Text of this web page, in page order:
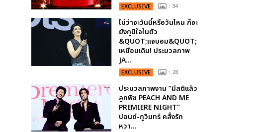
EXCLUSIVE : 34
ไม่ว่าจะวันนี้หรือวันไหน ก็จะ
ยังภูมิใจในตัว
&QUOT;แจบอม&QUOT;
เหมือนเดิม! ประมวลภาพ
JA...
EXCLUSIVE : 28
ประมวลภาพงาน “มีสติแล้ว
ลูกพีช PEACH AND ME
PREMIERE NIGHT”
ปอนด์-ภูวินทร์ คลั่งรัก
หวา...